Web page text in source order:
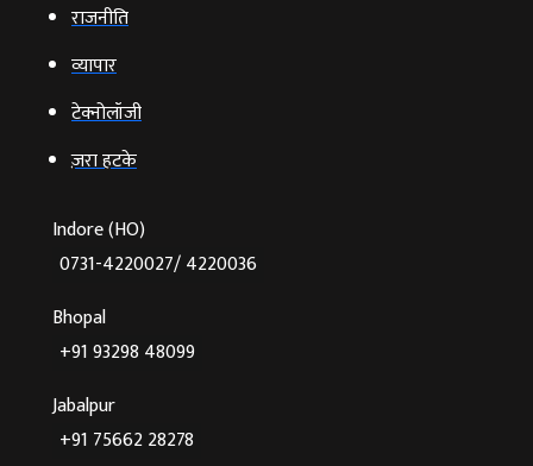
राजनीति
व्‍यापार
टेक्‍नोलॉजी
ज़रा हटके
Indore (HO)
0731-4220027/ 4220036
Bhopal
+91 93298 48099
Jabalpur
+91 75662 28278